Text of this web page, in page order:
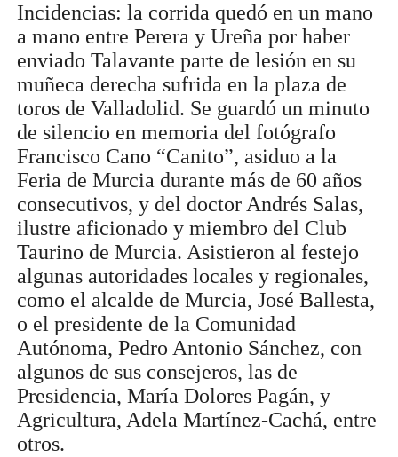
Incidencias: la corrida quedó en un mano
a mano entre Perera y Ureña por haber
enviado Talavante parte de lesión en su
muñeca derecha sufrida en la plaza de
toros de Valladolid. Se guardó un minuto
de silencio en memoria del fotógrafo
Francisco Cano “Canito”, asiduo a la
Feria de Murcia durante más de 60 años
consecutivos, y del doctor Andrés Salas,
ilustre aficionado y miembro del Club
Taurino de Murcia. Asistieron al festejo
algunas autoridades locales y regionales,
como el alcalde de Murcia, José Ballesta,
o el presidente de la Comunidad
Autónoma, Pedro Antonio Sánchez, con
algunos de sus consejeros, las de
Presidencia, María Dolores Pagán, y
Agricultura, Adela Martínez-Cachá, entre
otros.